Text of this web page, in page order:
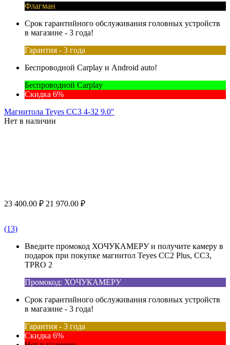
Флагман
Срок гарантийного обслуживания головных устройств
в магазине - 3 года!
Гарантия - 3 года
Беспроводной Carplay и Android auto!
Беспроводной Carplay
Скидка 6%
Магнитола Teyes CC3 4-32 9.0"
Нет в наличии
23 400.00 ₽ 21 970.00 ₽
(13)
Введите промокод ХОЧУКАМЕРУ и получите камеру в
подарок при покупке магнитол Teyes CC2 Plus, CC3,
TPRO 2
Промокод: ХОЧУКАМЕРУ
Срок гарантийного обслуживания головных устройств
в магазине - 3 года!
Гарантия - 3 года
Скидка 6%